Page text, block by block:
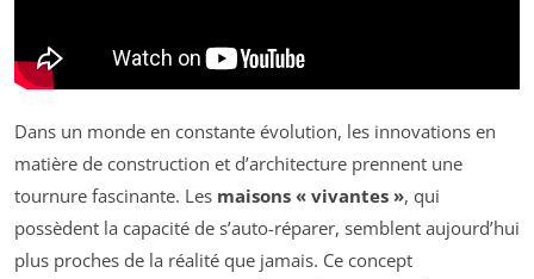
Dans un monde en constante évolution, les innovations en
matière de construction et d’architecture prennent une
tournure fascinante. Les maisons « vivantes », qui
possèdent la capacité de s’auto-réparer, semblent aujourd’hui
plus proches de la réalité que jamais. Ce concept